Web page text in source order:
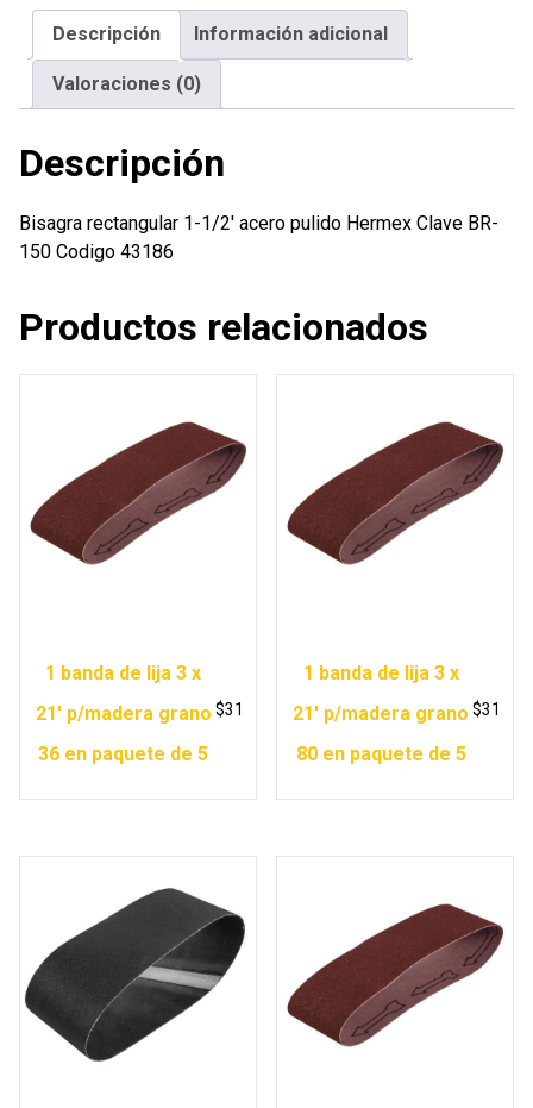
pulido
Hermex
cantidad
Descripción Información adicional
Valoraciones (0)
Descripción
Bisagra rectangular 1-1/2′ acero pulido Hermex Clave BR-
150 Codigo 43186
Productos relacionados
1 banda de lija 3 x
21′ p/madera grano
36 en paquete de 5
$31
1 banda de lija 3 x
21′ p/madera grano
80 en paquete de 5
$31